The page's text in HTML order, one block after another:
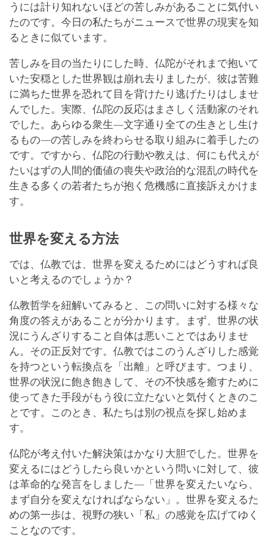
うには計り知れないほどの苦しみがあることに気付い
たのです。今日の私たちがニュースで世界の現実を知
るときに似ています。
苦しみを目の当たりにした時、仏陀がそれまで抱いて
いた安穏とした世界観は崩れ去りましたが、彼は苦難
に満ちた世界を恐れて目を背けたり逃げたりはしませ
んでした。実際、仏陀の反応はまさしく活動家のそれ
でした。あらゆる衆生―文字通り全ての生きとし生け
るもの―の苦しみを終わらせる取り組みに着手したの
です。ですから、仏陀の行動や教えは、何にも代えが
たいはずの人間的価値の喪失や政治的な混乱の時代を
生きる多くの若者たちが抱く危機感に直接訴えかけま
す。
世界を変える方法
では、仏教では、世界を変えるためにはどうすれば良
いと考えるのでしょうか？
仏教哲学を紐解いてみると、この問いに対する様々な
角度の答えがあることが分かります。まず、世界の状
況にうんざりすること自体は悪いことではありませ
ん。その正反対です。仏教ではこのうんざりした感覚
を持つという転換点を「出離」と呼びます。つまり、
世界の状況に飽き飽きして、その不快感を癒すために
使ってきた手段がもう役に立たないと気付くときのこ
とです。このとき、私たちは別の視点を探し始めま
す。
仏陀が考え付いた解決策はかなり大胆でした。世界を
変えるにはどうしたら良いかという問いに対して、彼
は革命的な発言をしました―「世界を変えたいなら、
まず自分を変えなければならない」。世界を変えるた
めの第一歩は、視野の狭い「私」の感覚を広げてゆく
ことなのです。